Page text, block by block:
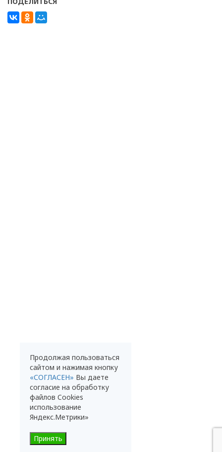
Продолжая пользоваться
сайтом и нажимая кнопку
«СОГЛАСЕН» Вы даете
согласие на обработку
файлов Cookies
использование
Яндекс.Метрики»
Принять